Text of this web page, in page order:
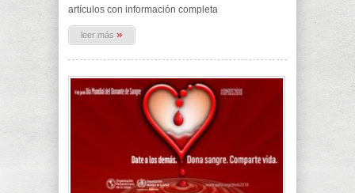
artículos con información completa
leer más »